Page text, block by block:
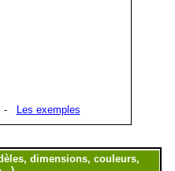
- Les exemples